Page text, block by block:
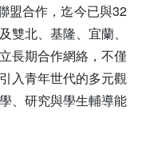
盟合作，迄今已與32
雙北、基隆、宜蘭、
長期合作網絡，不僅
入青年世代的多元觀
、研究與學生輔導能